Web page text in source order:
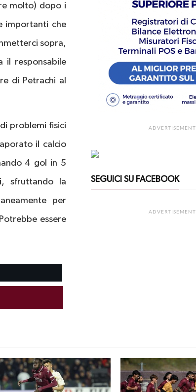
molto) dopo i
importanti che
sopra,
il responsabile
di Petrachi al
problemi fisici
il calcio
4 gol in 5
sfruttando la
per
essere
ADVERTISEMENT
SEGUICI SU FACEBOOK
ADVERTISEMENT